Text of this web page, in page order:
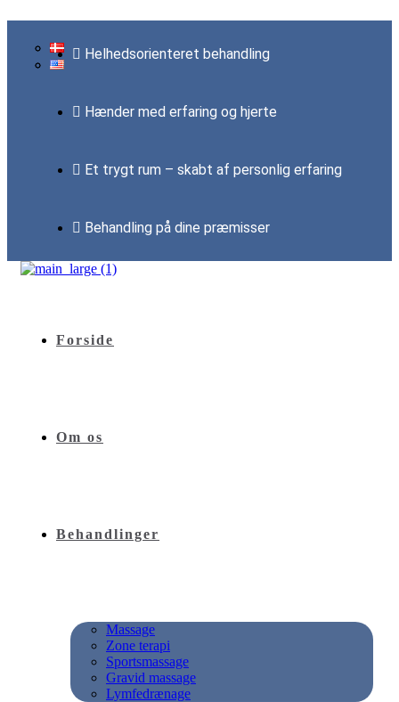
Helhedsorienteret behandling
Hænder med erfaring og hjerte
Et trygt rum – skabt af personlig erfaring
Behandling på dine præmisser
Forside
Om os
Behandlinger
Massage
Zone terapi
Sportsmassage
Gravid massage
Lymfedrænage